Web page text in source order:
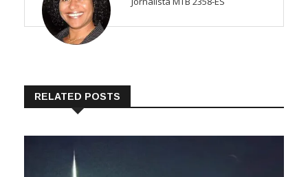
RELATED POSTS